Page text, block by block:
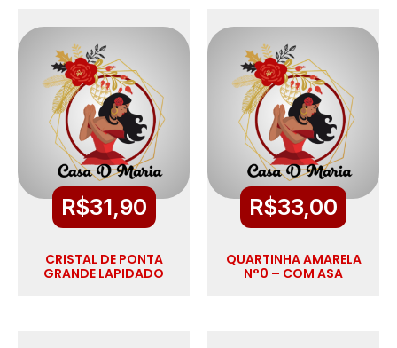
R$31,90
CRISTAL DE PONTA
GRANDE LAPIDADO
R$33,00
QUARTINHA AMARELA
N°0 – COM ASA